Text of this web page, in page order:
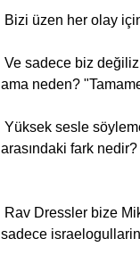
Bizi üzen her olay
ama neden?
arasındaki fark nedir?
sadece